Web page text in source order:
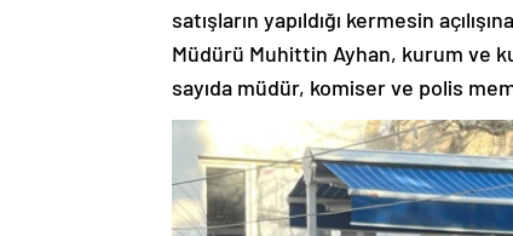
satışların yapıldığı kermesin
Müdürü Muhittin Ayhan, kurum ve
sayıda müdür, komiser ve polis